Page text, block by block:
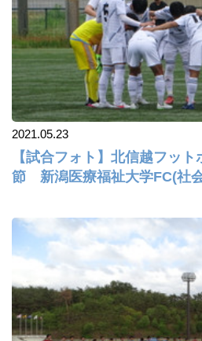
2021.05.23
【試合フォト】北信越フッ
節 新潟医療福祉大学FC(社